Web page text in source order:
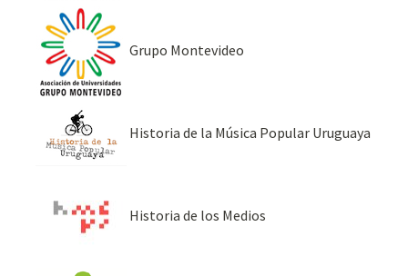
Grupo Montevideo
Historia de la Música Popular Uruguaya
Historia de los Medios